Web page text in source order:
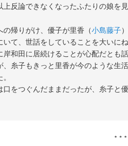
上反論できなくなったふたりの娘を
の帰りがけ、優子が里香（小島藤子
いて、世話をしていることを大いに
岸和田に居続けることが心配だとも
、糸子もきっと里香が今のような生
口をつぐんだままだったが、糸子と
* * *